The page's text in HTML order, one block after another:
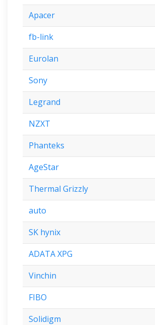
Apacer
fb-link
Eurolan
Sony
Legrand
NZXT
Phanteks
AgeStar
Thermal Grizzly
auto
SK hynix
ADATA XPG
Vinchin
FIBO
Solidigm